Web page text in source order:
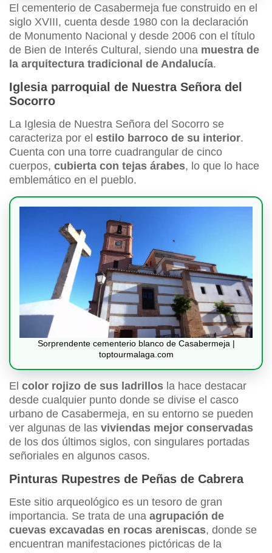
El cementerio de Casabermeja fue construido en el
siglo XVIII, cuenta desde 1980 con la declaración
de Monumento Nacional y desde 2006 con el título
de Bien de Interés Cultural, siendo una muestra de
la arquitectura tradicional de Andalucía.
Iglesia parroquial de Nuestra Señora del
Socorro
La Iglesia de Nuestra Señora del Socorro se
caracteriza por el estilo barroco de su interior.
Cuenta con una torre cuadrangular de cinco
cuerpos, cubierta con tejas árabes, lo que lo hace
emblemático en el pueblo.
Sorprendente cementerio blanco de Casabermeja |
toptourmalaga.com
El color rojizo de sus ladrillos la hace destacar
desde cualquier punto donde se divise el casco
urbano de Casabermeja, en su entorno se pueden
ver algunas de las viviendas mejor conservadas
de los dos últimos siglos, con singulares portadas
señoriales en algunos casos.
Pinturas Rupestres de Peñas de Cabrera
Este sitio arqueológico es un tesoro de gran
importancia. Se trata de una agrupación de
cuevas excavadas en rocas areniscas, donde se
encuentran manifestaciones pictóricas de la